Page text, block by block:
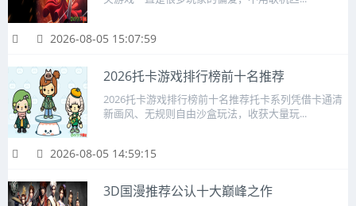
2026-08-05 15:07:59
2026托卡游戏排行榜前十名推荐
2026托卡游戏排行榜前十名推荐托卡系列凭借卡通清
新画风、无规则自由沙盒玩法，收获大量玩...
2026-08-05 14:59:15
3D国漫推荐公认十大巅峰之作